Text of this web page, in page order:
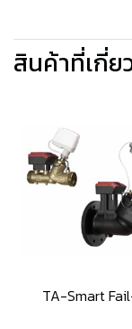
สินค้าที่เกี่ย
TA-Smart